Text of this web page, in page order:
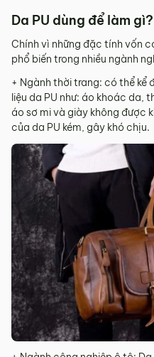
Da PU dùng để làm gì?
Chính vì những đặc tính vốn
phổ biến trong nhiều ngành
+ Ngành thời trang: có thể kể
liệu da PU như: áo khoác da,
áo sơ mi và giày không được
của da PU kém, gây khó chịu.